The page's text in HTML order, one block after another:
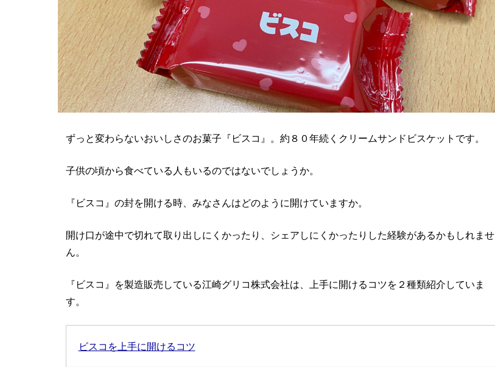
ずっと変わらないおいしさのお菓子『ビスコ』。約８０年続くクリームサンドビスケットです。
子供の頃から食べている人もいるのではないでしょうか。
『ビスコ』の封を開ける時、みなさんはどのように開けていますか。
開け口が途中で切れて取り出しにくかったり、シェアしにくかったりした経験があるかもしれませ
ん。
『ビスコ』を製造販売している江崎グリコ株式会社は、上手に開けるコツを２種類紹介していま
す。
ビスコを上手に開けるコツ